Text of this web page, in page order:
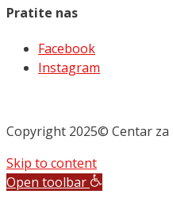
Pratite nas
Facebook
Instagram
Copyright 2025© Centar
Skip to content
Open toolbar